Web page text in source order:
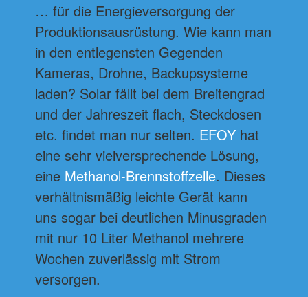
… für die Energieversorgung der
Produktionsausrüstung. Wie kann man
in den entlegensten Gegenden
Kameras, Drohne, Backupsysteme
laden? Solar fällt bei dem Breitengrad
und der Jahreszeit flach, Steckdosen
etc. findet man nur selten. EFOYhat
eine sehr vielversprechende Lösung,
eine Methanol-Brennstoffzelle. Dieses
verhältnismäßig leichte Gerät kann
uns sogar bei deutlichen Minusgraden
mit nur 10 Liter Methanol mehrere
Wochen zuverlässig mit Strom
versorgen.